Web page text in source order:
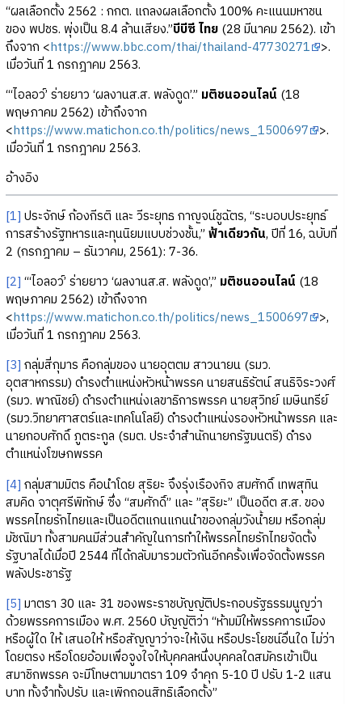
“ผลเลือกตั้ง 2562 : กกต. แถลงผลเลือกตั้ง 100% คะแนนมหาชน
ของ พปชร. พุ่งเป็น 8.4 ล้านเสียง.”บีบีซี ไทย (28 มีนาคม 2562). เข้า
ถึงจาก <https://www.bbc.com/thai/thailand-47730271 >.
เมื่อวันที่ 1 กรกฎาคม 2563.
“‘ไอลอว์’ ร่ายยาว ‘ผลงานส.ส. พลังดูด’.” มติชนออนไลน์ (18
พฤษภาคม 2562) เข้าถึงจาก
<https://www.matichon.co.th/politics/news_1500697 >.
เมื่อวันที่ 1 กรกฎาคม 2563.
อ้างอิง
[1] ประจักษ์ ก้องกีรติ และ วีระยุทธ กาญจน์ชูฉัตร, “ระบอบประยุทธ์
การสร้างรัฐทหารและทุนนิยมแบบช่วงชั้น,” ฟ้าเดียวกัน, ปีที่ 16, ฉบับที่
2 (กรกฎาคม – ธันวาคม, 2561): 7-36.
[2] “‘ไอลอว์’ ร่ายยาว ‘ผลงานส.ส. พลังดูด’,” มติชนออนไลน์ (18
พฤษภาคม 2562) เข้าถึงจาก
<https://www.matichon.co.th/politics/news_1500697 >,
เมื่อวันที่ 1 กรกฎาคม 2563.
[3] กลุ่มสี่กุมาร คือกลุ่มของ นายอุตตม สาวนายน (รมว.
อุตสาหกรรม) ดำรงตำแหน่งหัวหน้าพรรค นายสนธิรัตน์ สนธิจิระวงศ์
(รมว. พาณิชย์) ดำรงตำแหน่งเลขาธิการพรรค นายสุวิทย์ เมษินทรีย์
(รมว.วิทยาศาสตร์และเทคโนโลยี) ดำรงตำแหน่งรองหัวหน้าพรรค และ
นายกอบศักดิ์ ภูตระกูล (รมต. ประจำสำนักนายกรัฐมนตรี) ดำรง
ตำแหน่งโฆษกพรรค
[4] กลุ่มสามมิตร คือนำโดย สุริยะ จึงรุ่งเรืองกิจ สมศักดิ์ เทพสุทิน
สมคิด จาตุศรีพิทักษ์ ซึ่ง “สมศักดิ์” และ ”สุริยะ” เป็นอดีต ส.ส. ของ
พรรคไทยรักไทยและเป็นอดีตแกนแกนนำของกลุ่มวังน้ำยม หรือกลุ่ม
มัชณิมา ทั้งสามคนมีส่วนสำคัญในการทำให้พรรคไทยรักไทยจัดตั้ง
รัฐบาลได้เมื่อปี 2544 ที่ได้กลับมารวมตัวกันอีกครั้งเพื่อจัดตั้งพรรค
พลังประชารัฐ
[5] มาตรา 30 และ 31 ของพระราชบัญญัติประกอบรัฐธรรมนูญว่า
ด้วยพรรคการเมือง พ.ศ. 2560 บัญญัติว่า “ห้ามมิให้พรรคการเมือง
หรือผู้ใด ให้ เสนอให้ หรือสัญญาว่าจะให้เงิน หรือประโยชน์อื่นใด ไม่ว่า
โดยตรง หรือโดยอ้อมเพื่อจูงใจให้บุคคลหนึ่งบุคคลใดสมัครเข้าเป็น
สมาชิกพรรค จะมีโทษตามมาตรา 109 จำคุก 5-10 ปี ปรับ 1-2 แสน
บาท ทั้งจำทั้งปรับ และเพิกถอนสิทธิเลือกตั้ง”